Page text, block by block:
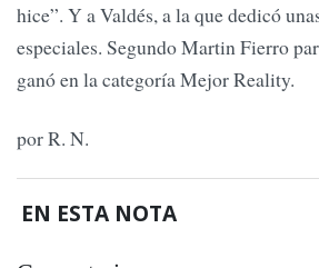
hice”. Y a Valdés, a la que dedicó
especiales. Segundo Martin Fierro
ganó en la categoría Mejor Reality.
por R. N.
EN ESTA NOTA